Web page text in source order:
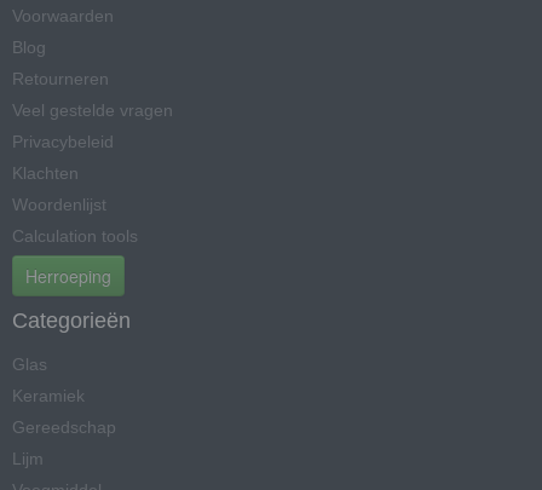
Voorwaarden
Blog
Retourneren
Veel gestelde vragen
Privacybeleid
Klachten
Woordenlijst
Calculation tools
Herroeping
Categorieën
Glas
Keramiek
Gereedschap
Lijm